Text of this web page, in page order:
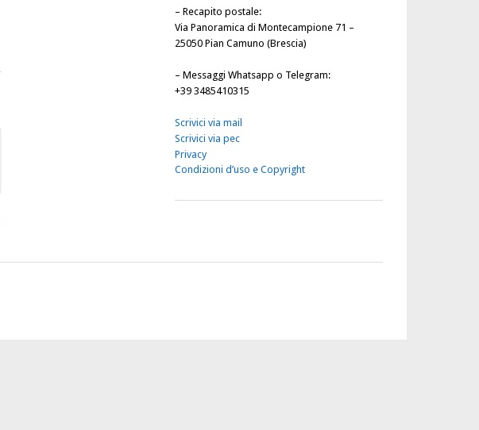
– Recapito postale:
Via Panoramica di Montecampione 71 –
25050 Pian Camuno (Brescia)
– Messaggi Whatsapp o Telegram:
+39 3485410315
Scrivici via mail
Scrivici via pec
Privacy
Condizioni d’uso e Copyright